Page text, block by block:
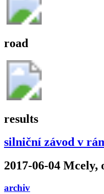
road
results
silniční závod v
2017-06-04
archiv